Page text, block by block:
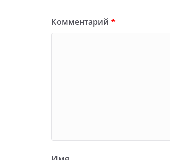
Комментарий *